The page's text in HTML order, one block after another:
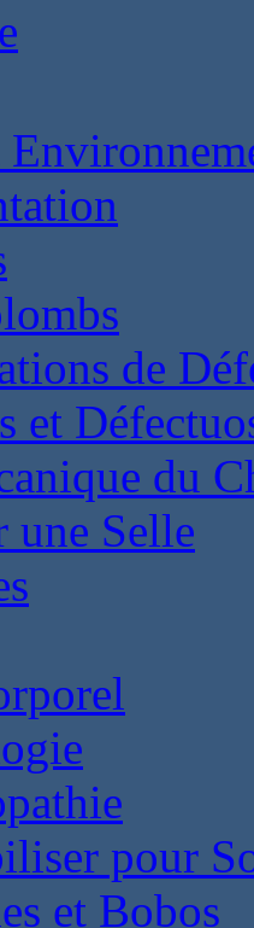
de
et
du
une Selle
pour
et Bobos